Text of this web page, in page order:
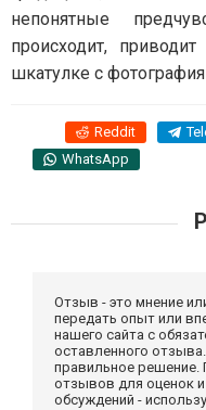
непонятные
происходит,
шкатулке с
Reddit
WhatsApp
Отзыв - это мнение
передать опыт или
нашего сайта с
оставленного
правильное решение.
отзывов для оценок
обсуждений -